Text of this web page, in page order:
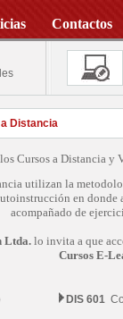
Contactos
Distancia
Cursos a Distancia y
utilizan la
en
acompañado de
Ltda.lo invita a que
Cursos E-
DIS 601